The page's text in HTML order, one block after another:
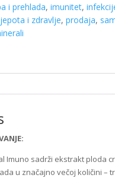
i prehlada, imunitet,
i zdravlje, prodaja,
Imuno sadrži ekstrakt ploda
u značajno večoj količini –